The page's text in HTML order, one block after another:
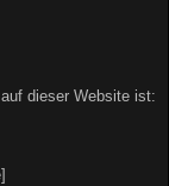
dieser Website ist: